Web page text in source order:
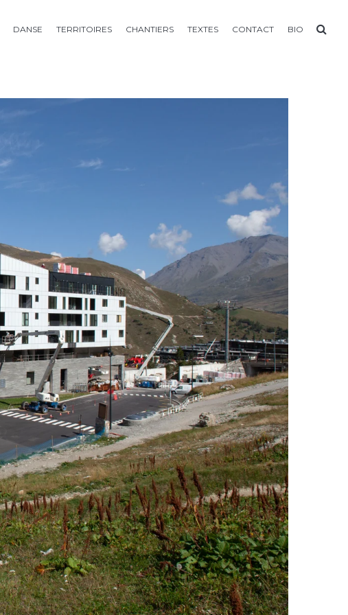
DANSE TERRITOIRES CHANTIERS TEXTES CONTACT BIO